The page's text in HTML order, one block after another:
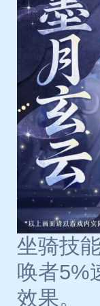
坐骑技
唤者5%
效果。